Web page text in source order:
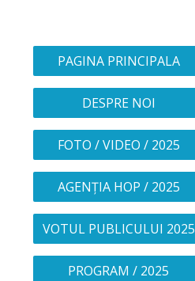
PAGINA PRINCIPALA
DESPRE NOI
FOTO / VIDEO / 2025
AGENȚIA HOP / 2025
VOTUL PUBLICULUI 2025
PROGRAM / 2025